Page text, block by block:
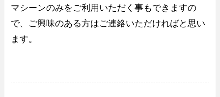
マシーンのみをご利用いただく事もできますの
で、ご興味のある方はご連絡いただければと思い
ます。